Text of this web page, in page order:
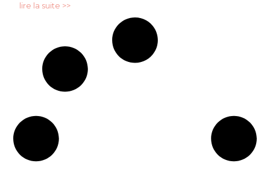
lire la suite >>